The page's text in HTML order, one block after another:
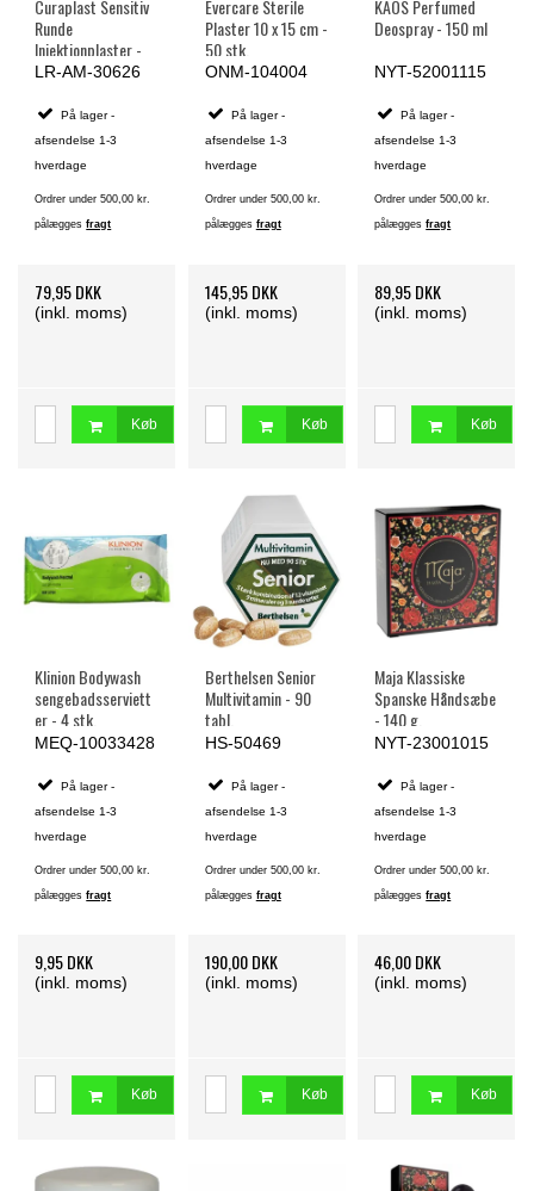
Curaplast Sensitiv
Runde
Injektionplaster -
100 stk. på rulle
LR-AM-30626
På lager -
afsendelse 1-3
hverdage
Ordrer under 500,00 kr.
pålæggesfragt
79,95 DKK
(inkl. moms)
Køb
Evercare Sterile
Plaster 10 x 15 cm -
50 stk.
ONM-104004
På lager -
afsendelse 1-3
hverdage
Ordrer under 500,00 kr.
pålægges fragt
145,95 DKK
(inkl. moms)
Køb
KAOS Perfumed
Deospray - 150 ml
NYT-52001115
På lager -
afsendelse 1-3
hverdage
Ordrer under 500,00 kr.
pålæggesfragt
89,95 DKK
(inkl. moms)
Køb
Klinion Bodywash
sengebadsserviett
er - 4 stk.
MEQ-10033428
På lager -
afsendelse 1-3
hverdage
Ordrer under 500,00 kr.
pålæggesfragt
9,95 DKK
(inkl. moms)
Køb
Berthelsen Senior
Multivitamin - 90
tabl.
HS-50469
På lager -
afsendelse 1-3
hverdage
Ordrer under 500,00 kr.
pålægges fragt
190,00 DKK
(inkl. moms)
Køb
Maja Klassiske
Spanske Håndsæbe
- 140 g.
NYT-23001015
På lager -
afsendelse 1-3
hverdage
Ordrer under 500,00 kr.
pålæggesfragt
46,00 DKK
(inkl. moms)
Køb